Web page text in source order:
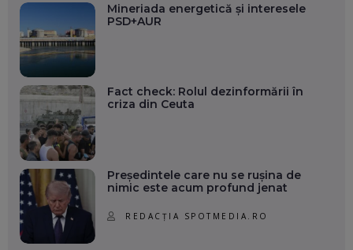
Mineriada energetică și interesele
PSD+AUR
Fact check: Rolul dezinformării în
criza din Ceuta
Președintele care nu se rușina de
nimic este acum profund jenat
REDACȚIA SPOTMEDIA.RO